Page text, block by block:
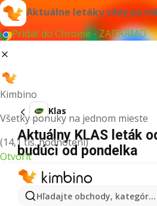
Aktuálne letáky vždy po
Pridať do Chrome - ZADARMO
Kimbino
Všetky ponuky na jednom mieste
(14,1 tis. hodnotení)
Otvoriť
Hľadajte obchody,
Klas
Aktuálny KLAS leták
budúci od pondelka